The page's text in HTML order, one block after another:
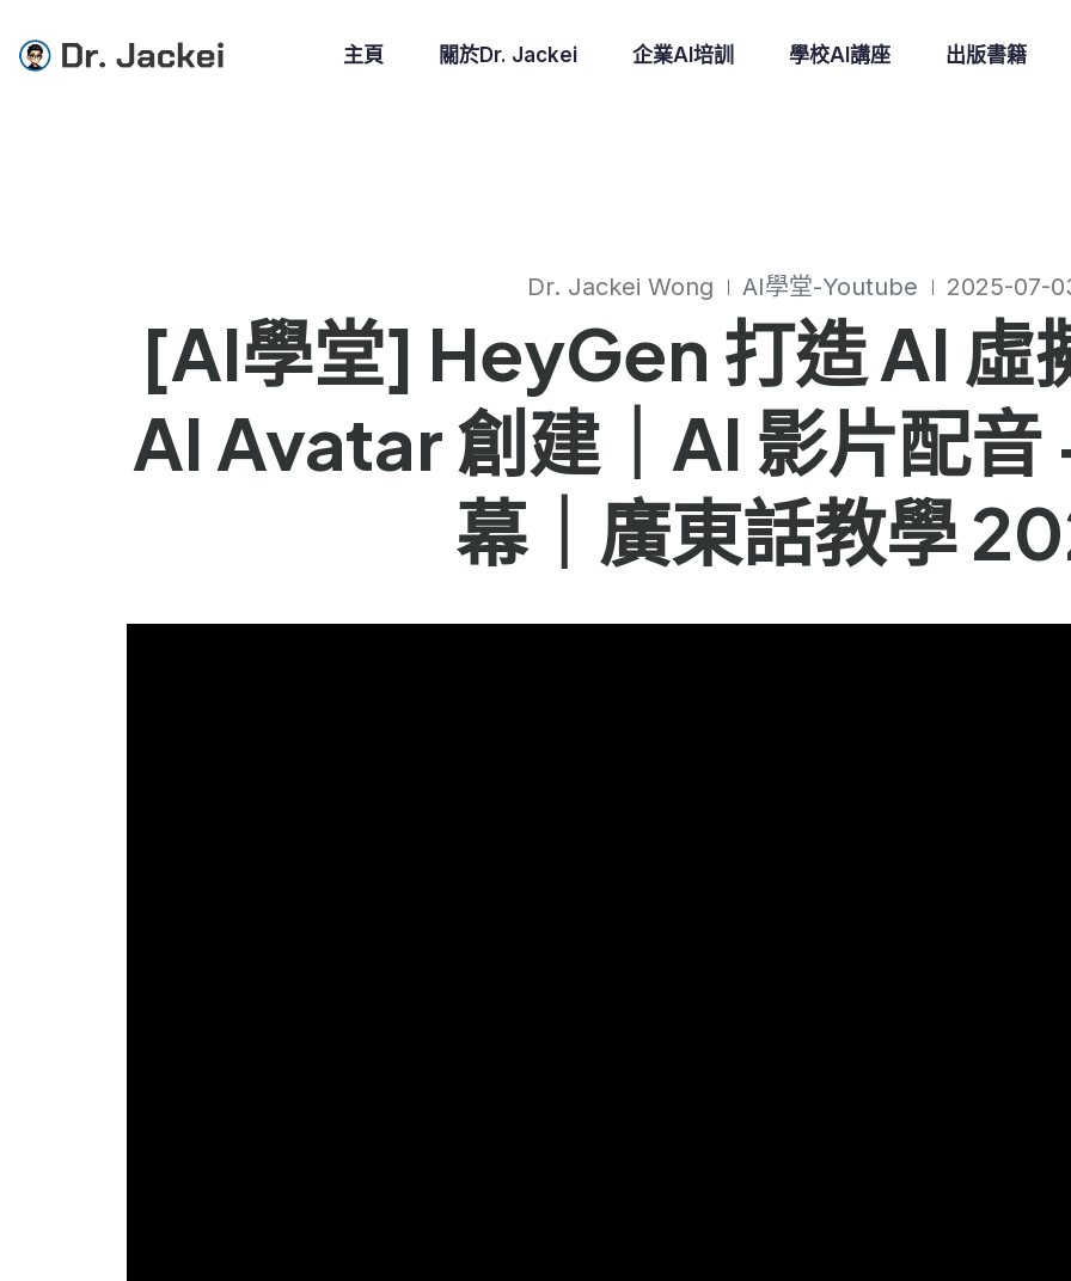
主頁 關於Dr. Jackei 企業AI培訓 學校AI講座 出版書籍
Dr. Jackei Wong AI學堂-Youtube 2025-07-
[AI學堂] HeyGen 打造 AI 虛
AI Avatar 創建｜AI 影片配音
幕｜廣東話教學